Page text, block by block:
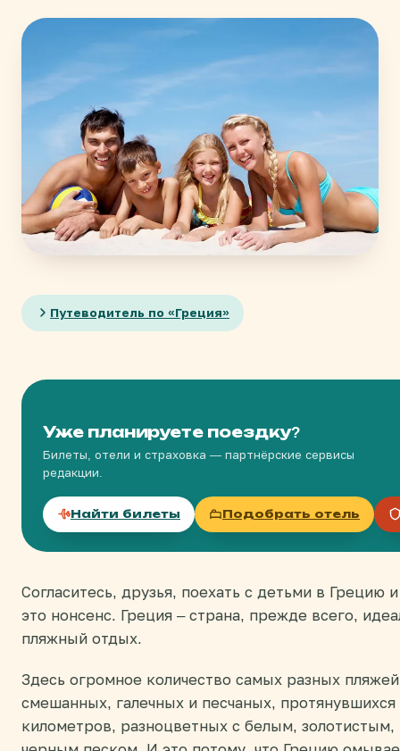
Путеводитель по «Греция»
Уже планируете поездку?
Билеты, отели и страховка — партнёрские сервисы
редакции.
Найти билеты Подобрать отель
Согласитесь, друзья, поехать с детьми в Грецию
это нонсенс. Греция – страна, прежде всего,
пляжный отдых.
Здесь огромное количество самых разных
смешанных, галечных и песчаных,
километров, разноцветных с белым,